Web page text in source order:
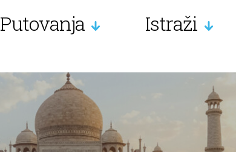
Putovanja Istraži